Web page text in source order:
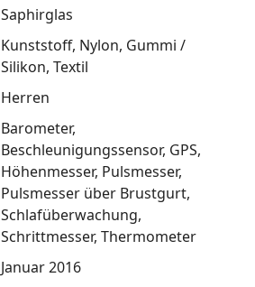
Saphirglas
Kunststoff Nylon Gummi /
Silikon Textil
Herren
Barometer
Beschleunigungssensor GPS
Höhenmesser Pulsmesser
Pulsmesser über Brustgurt
Schlafüberwachung
Schrittmesser Thermometer
Januar 2016